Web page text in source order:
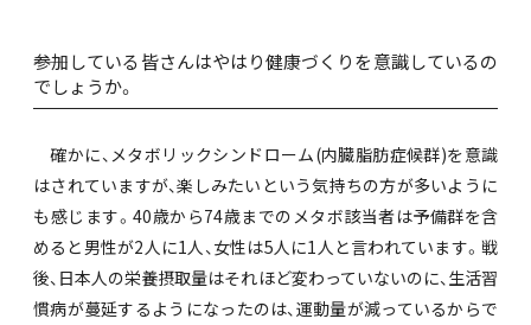
――参加している皆さんはやはり健康づくりを意識しているの
でしょうか。
確かに、メタボリックシンドローム(内臓脂肪症候群)を意識
はされていますが、楽しみたいという気持ちの方が多いように
も感じます。40歳から74歳までのメタボ該当者は予備群を含
めると男性が2人に1人、女性は5人に1人と言われています。戦
後、日本人の栄養摂取量はそれほど変わっていないのに、生活習
慣病が蔓延するようになったのは、運動量が減っているからで